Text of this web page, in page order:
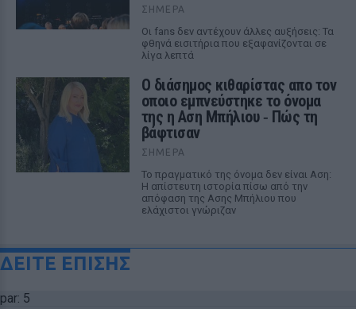
ΣΉΜΕΡΑ
Οι fans δεν αντέχουν άλλες αυξήσεις: Τα
φθηνά εισιτήρια που εξαφανίζονται σε
λίγα λεπτά
Ο διάσημος κιθαρίστας απο τον
οποιο εμπνεύστηκε το όνομα
της η Αση Μπήλιου ‑ Πώς τη
βάφτισαν
ΣΉΜΕΡΑ
Το πραγματικό της όνομα δεν είναι Αση:
Η απίστευτη ιστορία πίσω από την
απόφαση της Ασης Μπήλιου που
ελάχιστοι γνώριζαν
ΔΕΙΤΕ ΕΠΙΣΗΣ
par: 5